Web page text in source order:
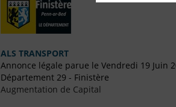
ALS TRANSPORT
Annonce légale parue le Vendredi 19 Juin
Département 29 - Finistère
Augmentation de Capital